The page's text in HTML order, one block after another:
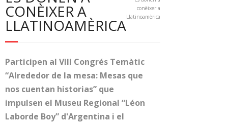
CONÈIXER A
LLATINOAMÈRICA
conèixer a
Llatinoamèrica
Participen al VIII Congrés Temàtic
“Alrededor de la mesa: Mesas que
nos cuentan historias” que
impulsen el Museu Regional “Léon
Laborde Boy” d'Argentina i el